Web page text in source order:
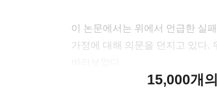
이 논문에서는 위에서 언급한 실
가정에 대해 의문을 던지고 있다.
15,000개